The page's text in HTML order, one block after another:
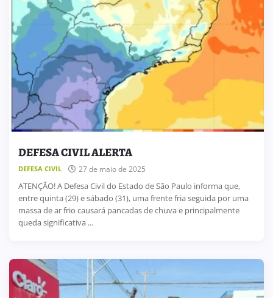
DEFESA CIVIL ALERTA
DEFESA CIVIL 27 de maio de 2025
ATENÇÃO! A Defesa Civil do Estado de São Paulo informa que,
entre quinta (29) e sábado (31), uma frente fria seguida por uma
massa de ar frio causará pancadas de chuva e principalmente
queda significativa ...